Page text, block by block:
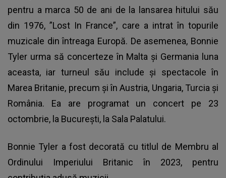
pentru a marca 50 de ani de la lansarea hitului său
din 1976, ”Lost In France”, care a intrat în topurile
muzicale din întreaga Europă. De asemenea, Bonnie
Tyler urma să concerteze în Malta şi Germania luna
aceasta, iar turneul său include şi spectacole în
Marea Britanie, precum şi în Austria, Ungaria, Turcia şi
România. Ea are programat un concert pe 23
octombrie, la Bucureşti, la Sala Palatului.
Bonnie Tyler a fost decorată cu titlul de Membru al
Ordinului Imperiului Britanic în 2023, pentru